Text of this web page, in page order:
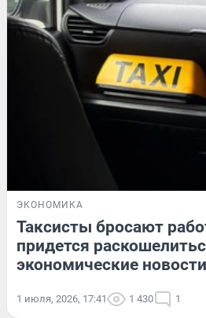
ЭКОНОМИКА
Таксисты бросают
придется
экономические новости
1 июля, 2026, 17:41 1 430 1